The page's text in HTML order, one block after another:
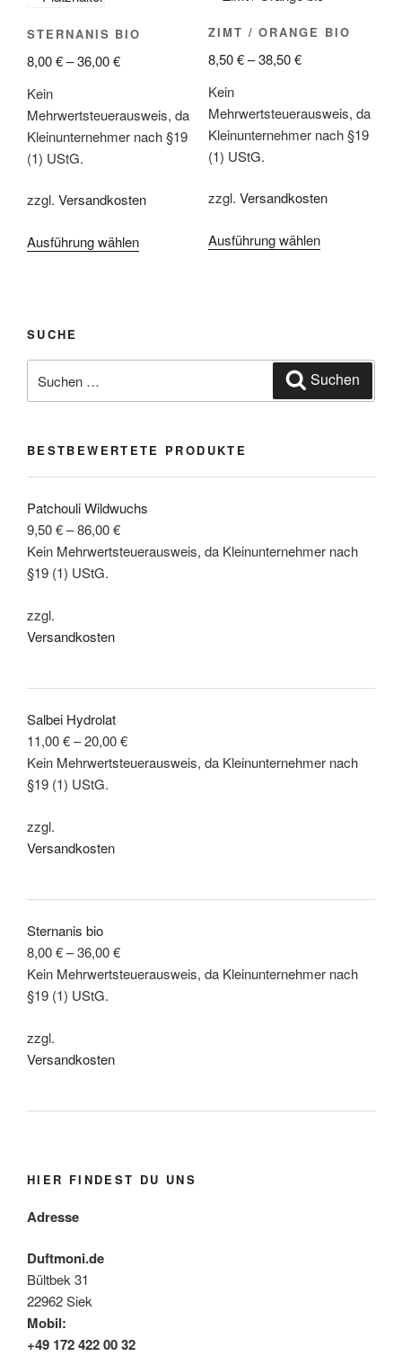
auf
der
Produktseite
auf.
können
auf
gewählt
STERNANIS BIO
8,00€–36,00€
Kein
Mehrwertsteuerausweis, da
Kleinunternehmer nach §19
(1) UStG.
zzgl. Versandkosten
Ausführung wählen
der
Produktseite
ZIMT / ORANGE BIO
8,50€–38,50€
Kein
Mehrwertsteuerausweis, da
Kleinunternehmer nach §19
(1) UStG.
zzgl. Versandkosten
Ausführung wählenDieses
Die
Optionen
Produktseite
SUCHE
nach:
Suchen
BESTBEWERTETE PRODUKTE
Patchouli Wildwuchs
9,50€–86,00€
Kein Mehrwertsteuerausweis, da Kleinunternehmer nach
§19 (1) UStG.
zzgl.
Versandkosten
Salbei Hydrolat
11,00€–20,00€
Kein Mehrwertsteuerausweis, da Kleinunternehmer nach
§19 (1) UStG.
zzgl.
Versandkosten
Sternanis bio
8,00€–36,00€
Kein Mehrwertsteuerausweis, da Kleinunternehmer nach
§19 (1) UStG.
zzgl.
Versandkosten
HIER FINDEST DU UNS
Adresse
Duftmoni.de
Bültbek 31
22962 Siek
Mobil:
+49 172 422 00 32